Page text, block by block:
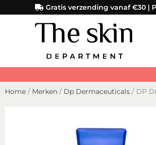
naar
Gratis verzending vanaf €30 |
Home / Merken / Dp Dermaceuticals / DP